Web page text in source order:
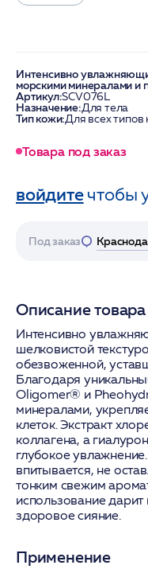
Интенсивно
морскими минералами и
Артикул:SCV076L
Назначение:Для тела
Тип кожи:Для всех
Товара под заказ
войдитечтобы
Под заказ
Описание товара
Интенсивно
шелковистой
обезвоженной,
Благодаря
Oligomer® и
минералами,
клеток. Экстракт
коллагена, а
глубокое
впитывается, не
тонким свежим
использование дарит
здоровое сияние.
Применение